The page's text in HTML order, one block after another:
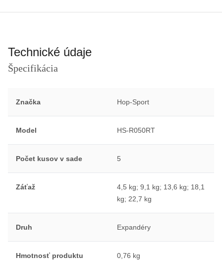
Technické údaje
Špecifikácia
Značka Hop-Sport
Model HS-R050RT
Počet kusov v sade 5
Záťaž
4,5 kg; 9,1 kg; 13,6 kg; 18,1
kg; 22,7 kg
Druh Expandéry
Hmotnosť produktu 0,76 kg